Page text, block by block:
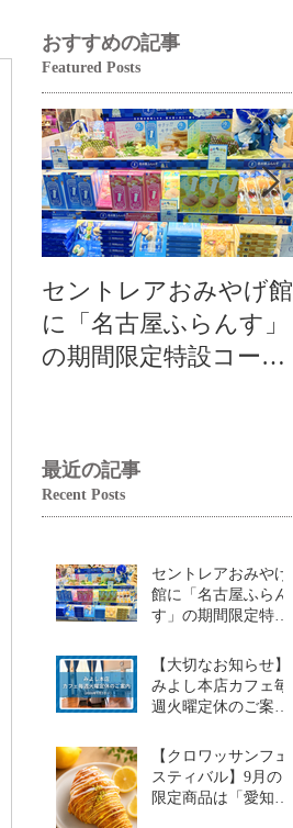
おすすめの記事
Featured Posts
セントレアおみやげ館
に「名古屋ふらんす」
の期間限定特設コーナ
最近の記事
Recent Posts
セントレアおみやげ
館に「名古屋ふらん
す」の期間限定特設
【大切なお知らせ】
みよし本店カフェ毎
週火曜定休のご案内
【クロワッサンフェ
スティバル】9月の
限定商品は「愛知牧